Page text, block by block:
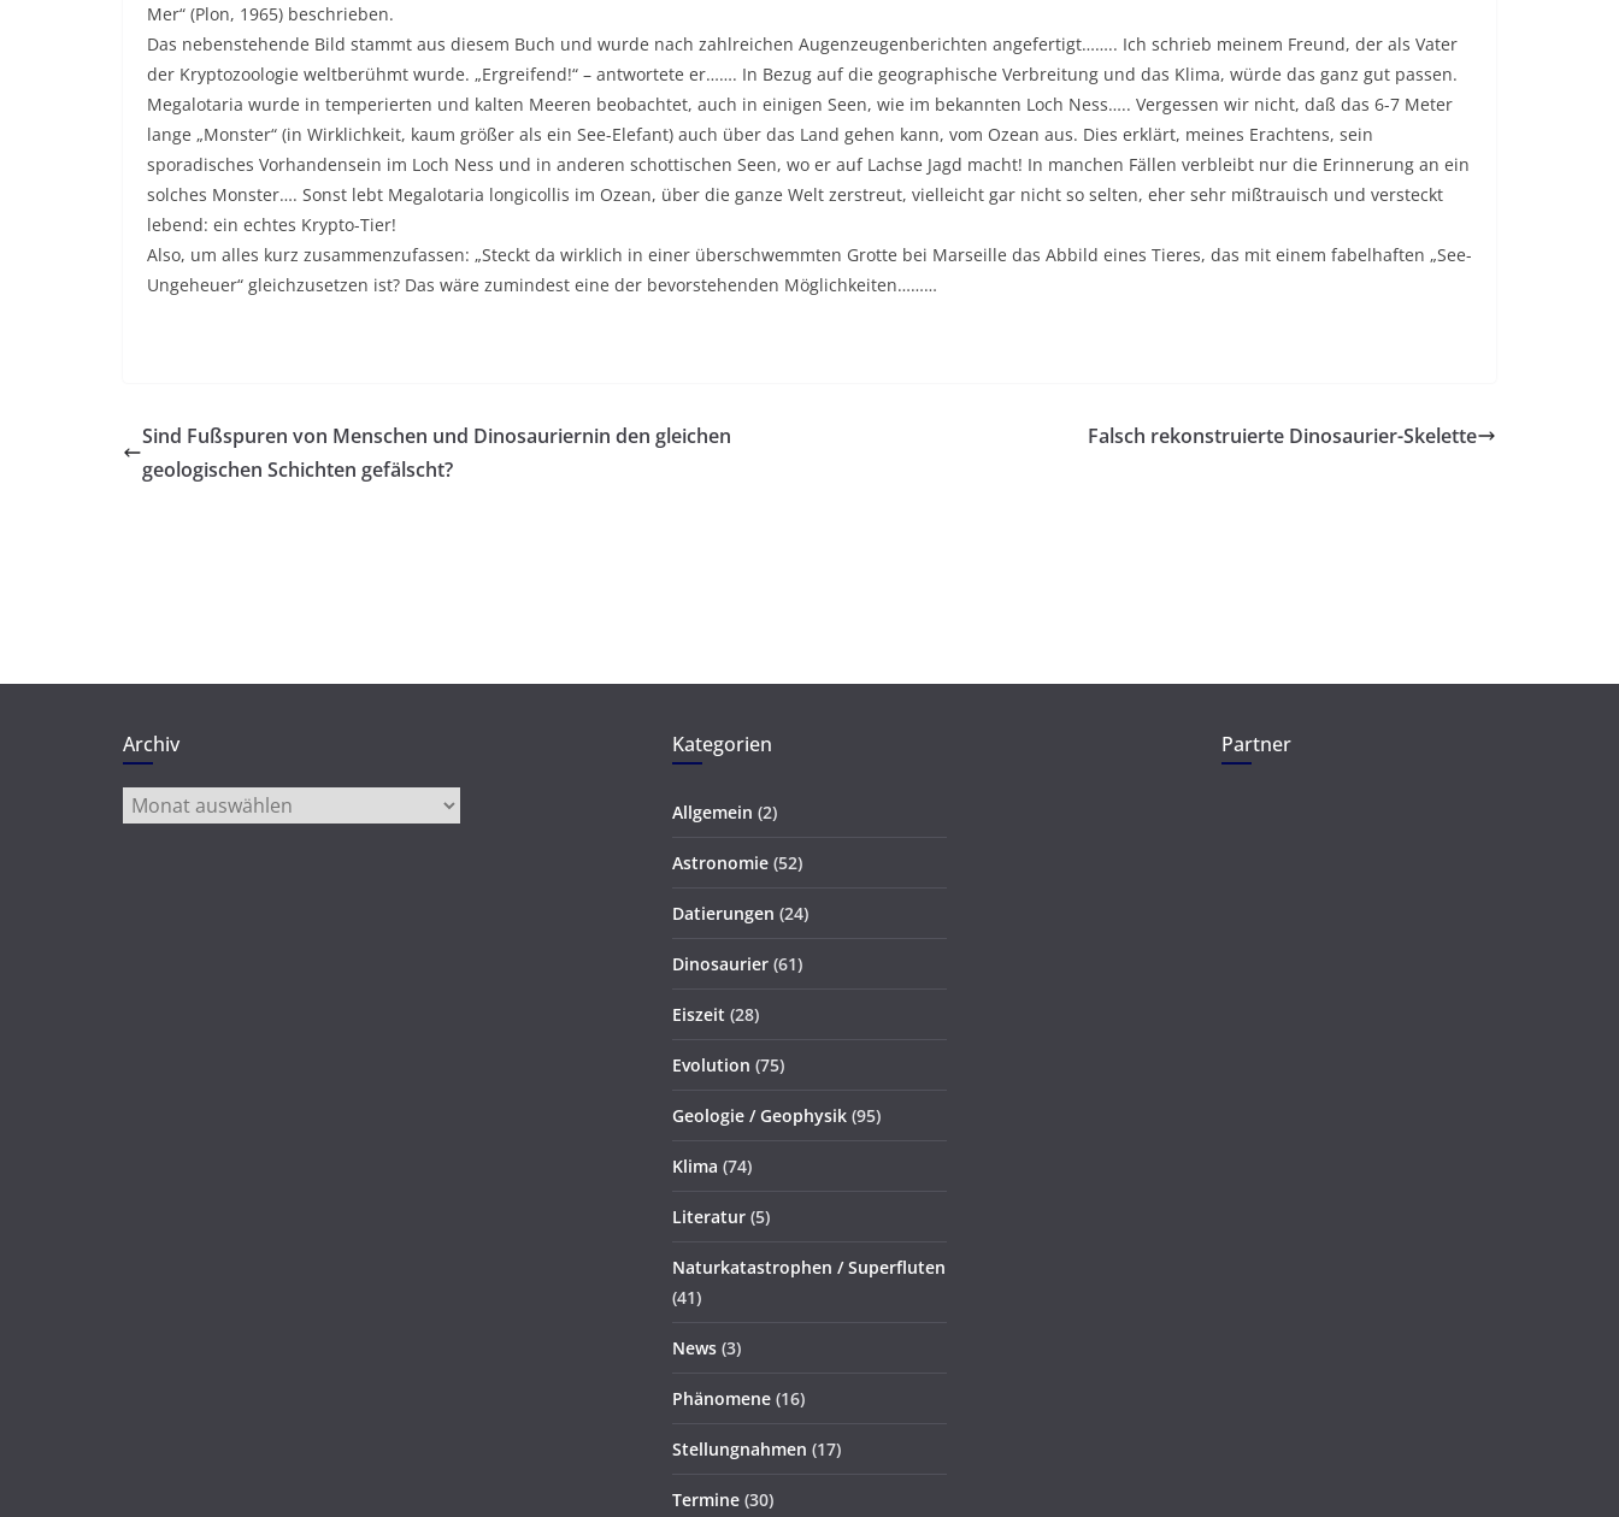
Mer“ (Plon, 1965) beschrieben.
Das nebenstehende Bild stammt aus diesem Buch und wurde nach zahlreichen Augenzeugenberichten angefertigt…….. Ich schrieb meinem Freund, der als Vater
der Kryptozoologie weltberühmt wurde. „Ergreifend!“ – antwortete er……. In Bezug auf die geographische Verbreitung und das Klima, würde das ganz gut passen.
Megalotaria wurde in temperierten und kalten Meeren beobachtet, auch in einigen Seen, wie im bekannten Loch Ness….. Vergessen wir nicht, daß das 6-7 Meter
lange „Monster“ (in Wirklichkeit, kaum größer als ein See-Elefant) auch über das Land gehen kann, vom Ozean aus. Dies erklärt, meines Erachtens, sein
sporadisches Vorhandensein im Loch Ness und in anderen schottischen Seen, wo er auf Lachse Jagd macht! In manchen Fällen verbleibt nur die Erinnerung an ein
solches Monster…. Sonst lebt Megalotaria longicollis im Ozean, über die ganze Welt zerstreut, vielleicht gar nicht so selten, eher sehr mißtrauisch und versteckt
lebend: ein echtes Krypto-Tier!
Also, um alles kurz zusammenzufassen: „Steckt da wirklich in einer überschwemmten Grotte bei Marseille das Abbild eines Tieres, das mit einem fabelhaften „See-
Ungeheuer“ gleichzusetzen ist? Das wäre zumindest eine der bevorstehenden Möglichkeiten………
Sind Fußspuren von Menschen und Dinosauriernin den gleichen
geologischen Schichten gefälscht?
Falsch rekonstruierte Dinosaurier-Skelette
Archiv
Archiv
Kategorien
Allgemein (2)
Astronomie (52)
Datierungen (24)
Dinosaurier (61)
Eiszeit (28)
Evolution (75)
Geologie / Geophysik (95)
Klima (74)
Literatur (5)
Naturkatastrophen / Superfluten
(41)
News (3)
Phänomene (16)
Stellungnahmen (17)
Termine (30)
Partner